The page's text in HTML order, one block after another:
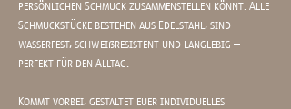
persönlichen Schmuck zusammenstellen könnt. Alle
Schmuckstücke bestehen aus Edelstahl, sind
wasserfest, schweißresistent und langlebig –
perfekt für den Alltag.
Kommt vorbei, gestaltet euer individuelles